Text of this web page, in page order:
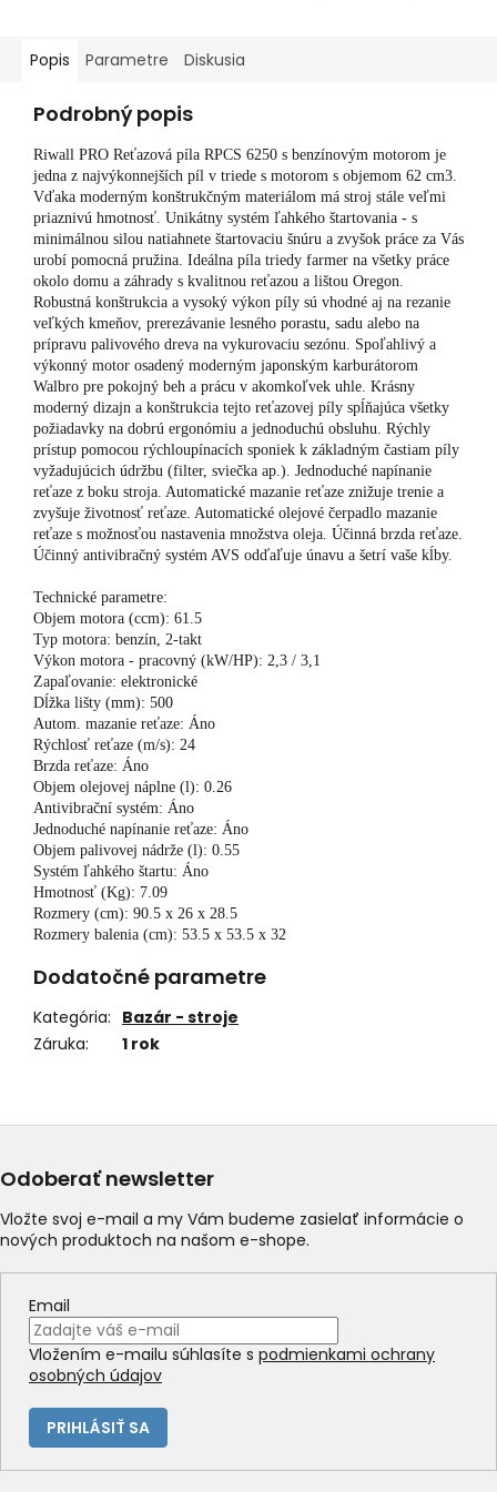
Popis Parametre Diskusia
Podrobný popis
Riwall PRO Reťazová píla RPCS 6250 s benzínovým motorom je
jedna z najvýkonnejších píl v triede s motorom s objemom 62 cm3.
Vďaka moderným konštrukčným materiálom má stroj stále veľmi
priaznivú hmotnosť. Unikátny systém ľahkého štartovania - s
minimálnou silou natiahnete štartovaciu šnúru a zvyšok práce za Vás
urobí pomocná pružina. Ideálna píla triedy farmer na všetky práce
okolo domu a záhrady s kvalitnou reťazou a lištou Oregon.
Robustná konštrukcia a vysoký výkon píly sú vhodné aj na rezanie
veľkých kmeňov, prerezávanie lesného porastu, sadu alebo na
prípravu palivového dreva na vykurovaciu sezónu. Spoľahlivý a
výkonný motor osadený moderným japonským karburátorom
Walbro pre pokojný beh a prácu v akomkoľvek uhle. Krásny
moderný dizajn a konštrukcia tejto reťazovej píly spĺňajúca všetky
požiadavky na dobrú ergonómiu a jednoduchú obsluhu. Rýchly
prístup pomocou rýchloupínacích sponiek k základným častiam píly
vyžadujúcich údržbu (filter, sviečka ap.). Jednoduché napínanie
reťaze z boku stroja. Automatické mazanie reťaze znižuje trenie a
zvyšuje životnosť reťaze. Automatické olejové čerpadlo mazanie
reťaze s možnosťou nastavenia množstva oleja. Účinná brzda reťaze.
Účinný antivibračný systém AVS odďaľuje únavu a šetrí vaše kĺby.
Technické parametre:
Objem motora (ccm): 61.5
Typ motora: benzín, 2-takt
Výkon motora - pracovný (kW/HP): 2,3 / 3,1
Zapaľovanie: elektronické
Dĺžka lišty (mm): 500
Autom. mazanie reťaze: Áno
Rýchlosť reťaze (m/s): 24
Brzda reťaze: Áno
Objem olejovej náplne (l): 0.26
Antivibrační systém: Áno
Jednoduché napínanie reťaze: Áno
Objem palivovej nádrže (l): 0.55
Systém ľahkého štartu: Áno
Hmotnosť (Kg): 7.09
Rozmery (cm): 90.5 x 26 x 28.5
Rozmery balenia (cm): 53.5 x 53.5 x 32
Dodatočné parametre
Kategória: Bazár - stroje
Záruka: 1 rok
Odoberať newsletter
Vložte svoj e-mail a my Vám budeme zasielať informácie o
nových produktoch na našom e-shope.
Email
Vložením e-mailu súhlasíte s podmienkami ochrany
osobných údajov
PRIHLÁSIŤ SA